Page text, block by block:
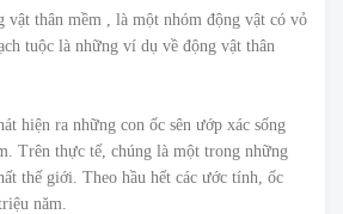
vật thân mềm , là một nhóm động vật có vỏ
tuộc là những ví dụ về động vật thân
hiện ra những con ốc sên ướp xác sống
Trên thực tế, chúng là một trong những
thế giới. Theo hầu hết các ước tính, ốc
năm.